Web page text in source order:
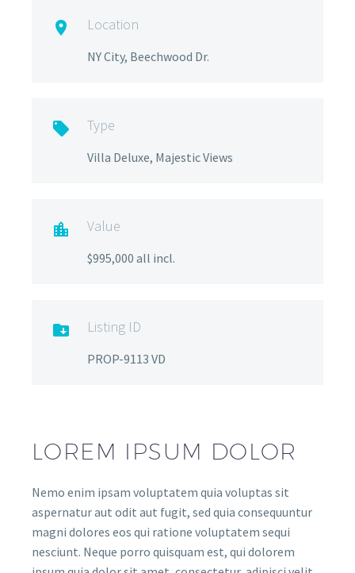
 Location
NY City, Beechwood Dr.
 Type
Villa Deluxe, Majestic Views
 Value
$995,000 all incl.
 Listing ID
PROP-9113 VD
LOREM IPSUM DOLOR
Nemo enim ipsam voluptatem quia voluptas sit
aspernatur aut odit aut fugit, sed quia consequuntur
magni dolores eos qui ratione voluptatem sequi
nesciunt. Neque porro quisquam est, qui dolorem